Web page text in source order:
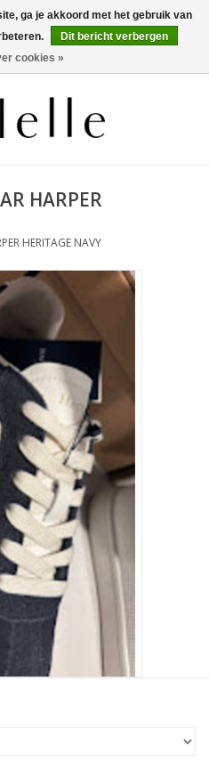
0 Artikelen - €0,00
HARPER
HERITAGE NAVY
ga je akkoord met het gebruik van
Dit bericht verbergen
cookies »